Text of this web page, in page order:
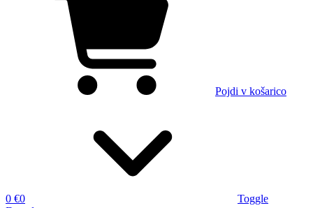
Pojdi v košarico
0 €0
Toggle